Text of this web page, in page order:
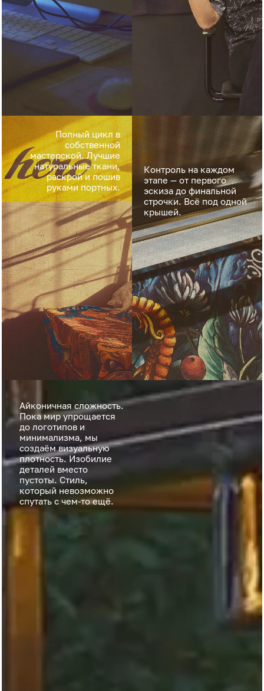
Полный цикл в
собственной
мастерской. Лучшие
натуральные ткани,
раскрой и пошив
руками портных.
Контроль на каждом
этапе — от первого
эскиза до финальной
строчки. Всё под одной
крышей.
Айконичная сложность.
Пока мир упрощается
до логотипов и
минимализма, мы
создаём визуальную
плотность. Изобилие
деталей вместо
пустоты. Стиль,
который невозможно
спутать с чем-то ещё.